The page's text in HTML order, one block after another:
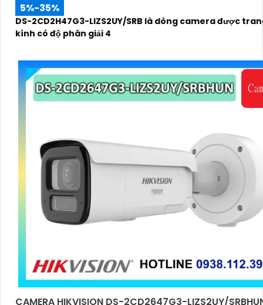
5%-35%
DS-2CD2H47G3-LIZS2UY/SRB là dòng camera được
kính có độ phân giải 4
CAMERA HIKVISION DS-2CD2647G3-LIZS2UY/